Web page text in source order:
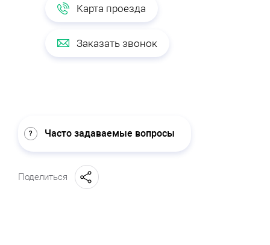
Карта проезда
Заказать звонок
Часто задаваемые вопросы
Поделиться